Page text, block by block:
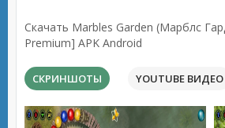
Скачать Marbles Garden (Марблс
Premium] APK Android
СКРИНШОТЫ YOUTUBE ВИДЕО